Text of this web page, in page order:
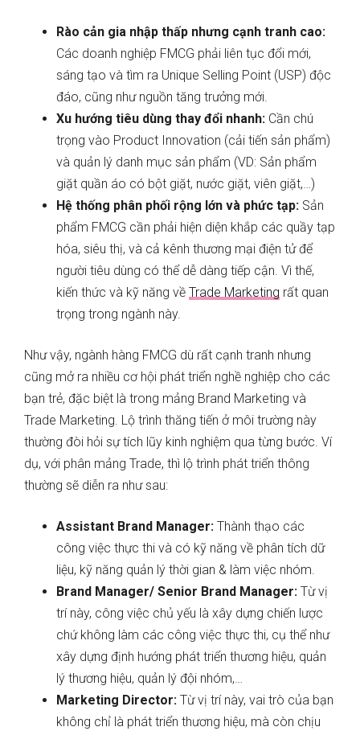
Rào cản gia nhập thấp nhưng cạnh tranh cao:
Các doanh nghiệp FMCG phải liên tục đổi mới,
sáng tạo và tìm ra Unique Selling Point (USP) độc
đáo, cũng như nguồn tăng trưởng mới.
Xu hướng tiêu dùng thay đổi nhanh: Cần chú
trọng vào Product Innovation (cải tiến sản phẩm)
và quản lý danh mục sản phẩm (VD: Sản phẩm
giặt quần áo có bột giặt, nước giặt, viên giặt,…)
Hệ thống phân phối rộng lớn và phức tạp: Sản
phẩm FMCG cần phải hiện diện khắp các quầy tạp
hóa, siêu thị, và cả kênh thương mại điện tử để
người tiêu dùng có thể dễ dàng tiếp cận. Vì thế,
kiến thức và kỹ năng về Trade Marketing rất quan
trọng trong ngành này.
Như vậy, ngành hàng FMCG dù rất cạnh tranh nhưng
cũng mở ra nhiều cơ hội phát triển nghề nghiệp cho các
bạn trẻ, đặc biệt là trong mảng Brand Marketing và
Trade Marketing. Lộ trình thăng tiến ở môi trường này
thường đòi hỏi sự tích lũy kinh nghiệm qua từng bước. Ví
dụ, với phân mảng Trade, thì lộ trình phát triển thông
thường sẽ diễn ra như sau:
Assistant Brand Manager: Thành thạo các
công việc thực thi và có kỹ năng về phân tích dữ
liệu, kỹ năng quản lý thời gian & làm việc nhóm.
Brand Manager/ Senior Brand Manager: Từ vị
trí này, công việc chủ yếu là xây dựng chiến lược
chứ không làm các công việc thực thi, cụ thể như
xây dựng định hướng phát triển thương hiệu, quản
lý thương hiệu, quản lý đội nhóm,…
Marketing Director: Từ vị trí này, vai trò của bạn
không chỉ là phát triển thương hiệu, mà còn chịu